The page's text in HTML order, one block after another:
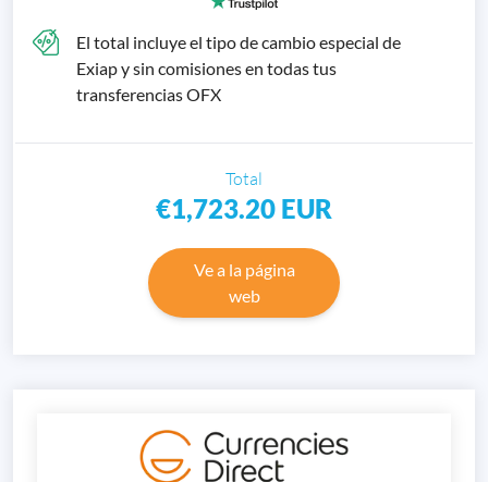
El total incluye el tipo de cambio especial de
Exiap y sin comisiones en todas tus
transferencias OFX
Total
€1,723.20 EUR
Ve a la página
web